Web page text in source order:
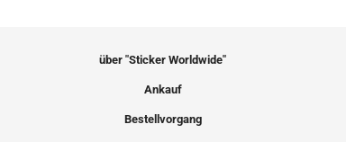
über "Sticker Worldwide"
Ankauf
Bestellvorgang